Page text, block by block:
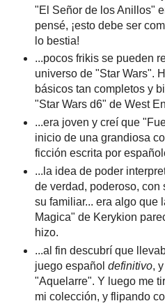
"El Señor de los Anillos"
pensé, ¡esto debe ser
lo bestia!
...pocos frikis se pueden
universo de "Star Wars".
básicos tan completos y
"Star Wars d6" de West
...era joven y creí que
inicio de una grandiosa
ficción escrita por
...la idea de poder
de verdad, poderoso, con
su familiar... era algo que
Magica" de Kerykion
hizo.
...al fin descubrí que
juego español definitivo,
"Aquelarre". Y luego me
mi colección, y flipando